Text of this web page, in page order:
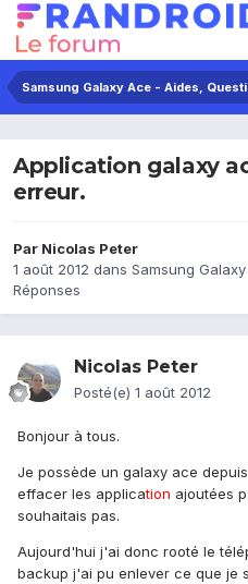
Samsung Galaxy Ace - Aides,
Application galaxy
erreur.
Par Nicolas Peter
1 août 2012 dans Samsung
Réponses
Nicolas Peter
Posté(e) 1 août 2012
Bonjour à tous.
Je possède un galaxy ace
effacer les application ajoutées
souhaitais pas.
Aujourd'hui j'ai donc rooté le
backup j'ai pu enlever ce que je